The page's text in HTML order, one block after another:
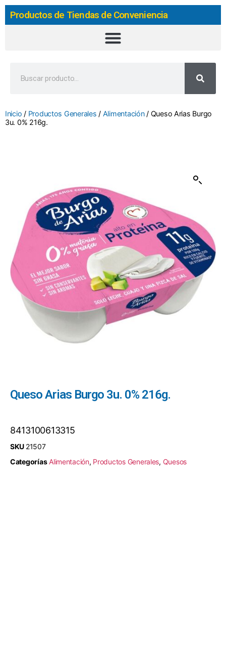
Productos de Tiendas de Conveniencia
Inicio / Productos Generales / Alimentación/ Queso Arias Burgo
3u. 0% 216g.
Queso Arias Burgo 3u. 0% 216g.
8413100613315
SKU 21507
Categorías Alimentación, Productos Generales, Quesos